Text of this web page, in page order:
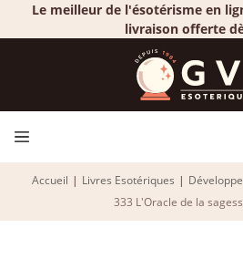
Le meilleur de l'ésotérisme en
livraison offerte
Accueil | Livres Esotériques |
333 L'Oracle de la